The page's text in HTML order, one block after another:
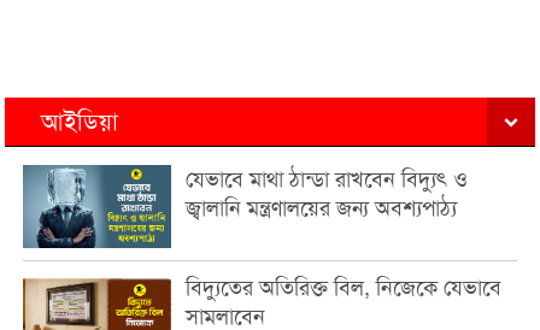
আইডিয়া
যেভাবে মাথা ঠান্ডা রাখবেন বিদ্যুৎ ও
জ্বালানি মন্ত্রণালয়ের জন্য অবশ্যপাঠ্য
বিদ্যুতের অতিরিক্ত বিল, নিজেকে যেভাবে
সামলাবেন